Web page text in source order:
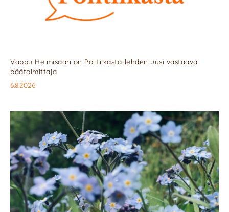
Vappu Helmisaari on Politiikasta-lehden uusi vastaava
päätoimittaja
6.8.2026